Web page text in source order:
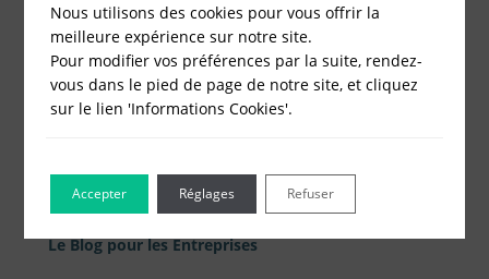
Le Blog pour les Entreprises
Nous utilisons des cookies pour vous offrir la
meilleure expérience sur notre site.
Pour modifier vos préférences par la suite, rendez-
vous dans le pied de page de notre site, et cliquez
sur le lien 'Informations Cookies'.
Accepter Refuser
Réglages